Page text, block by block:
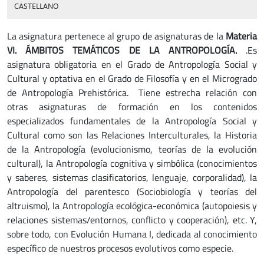
CASTELLANO
La asignatura pertenece al grupo de asignaturas de la Materia
VI. ÁMBITOS TEMÁTICOS DE LA ANTROPOLOGÍA. .Es
asignatura obligatoria en el Grado de Antropología Social y
Cultural y optativa en el Grado de Filosofía y en el Microgrado
de Antropología Prehistórica. Tiene estrecha relación con
otras asignaturas de formación en los contenidos
especializados fundamentales de la Antropología Social y
Cultural como son las Relaciones Interculturales, la Historia
de la Antropología (evolucionismo, teorías de la evolución
cultural), la Antropología cognitiva y simbólica (conocimientos
y saberes, sistemas clasificatorios, lenguaje, corporalidad), la
Antropología del parentesco (Sociobiología y teorías del
altruismo), la Antropología ecológica-económica (autopoiesis y
relaciones sistemas/entornos, conflicto y cooperación), etc. Y,
sobre todo, con Evolución Humana I, dedicada al conocimiento
específico de nuestros procesos evolutivos como especie.